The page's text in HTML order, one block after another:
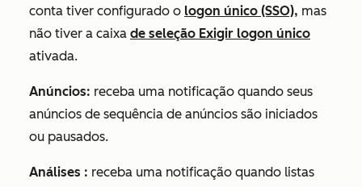
conta tiver configurado o logon único (SSO), mas
não tiver a caixa de seleção Exigir logon único
ativada.
Anúncios: receba uma notificação quando seus
anúncios de sequência de anúncios são iniciados
ou pausados.
Análises : receba uma notificação quando listas